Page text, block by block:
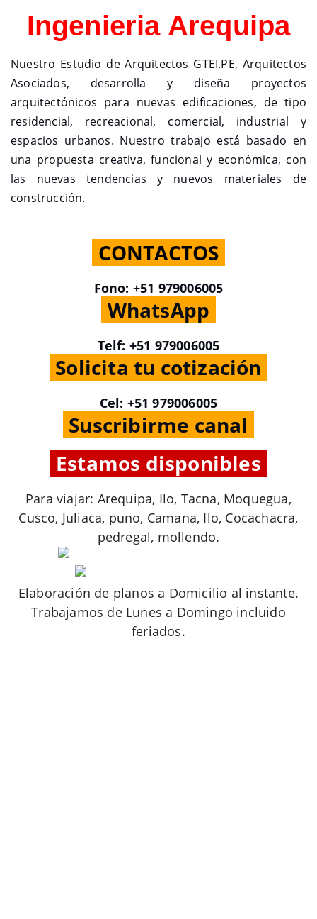
Ingenieria Arequipa
Nuestro Estudio de Arquitectos GTEI.PE, Arquitectos
Asociados, desarrolla y diseña proyectos
arquitectónicos para nuevas edificaciones, de tipo
residencial, recreacional, comercial, industrial y
espacios urbanos. Nuestro trabajo está basado en
una propuesta creativa, funcional y económica, con
las nuevas tendencias y nuevos materiales de
construcción.
CONTACTOS
Fono: +51 979006005
WhatsApp
Telf: +51 979006005
Solicita tu cotización
Cel: +51 979006005
Suscribirme canal
Estamos disponibles
Para viajar: Arequipa, Ilo, Tacna, Moquegua,
Cusco, Juliaca, puno, Camana, Ilo, Cocachacra,
pedregal, mollendo.
Elaboración de planos a Domicilio al instante.
Trabajamos de Lunes a Domingo incluido
feriados.